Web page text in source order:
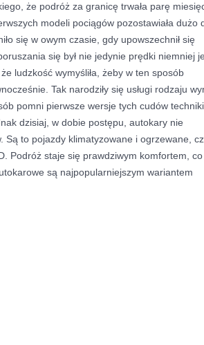
że podróż za granicę trwała parę
modeli pociągów pozostawiała dużo
się w owym czasie, gdy upowszechnił się
się był nie jedynie prędki niemniej
ludzkość wymyśliła, żeby w ten sposób
Tak narodziły się usługi rodzaju
pomni pierwsze wersje tych cudów techniki,
dzisiaj, w dobie postępu, autokary nie
Są to pojazdy klimatyzowane i ogrzewane,
Podróż staje się prawdziwym komfortem, co
są najpopularniejszym wariantem